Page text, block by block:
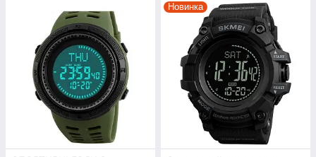
Новинка